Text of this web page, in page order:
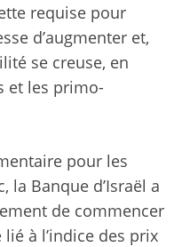
requise pour
d’augmenter et,
se creuse, en
et les primo-
pour les
la Banque d’Israël a
de commencer
à l’indice des prix